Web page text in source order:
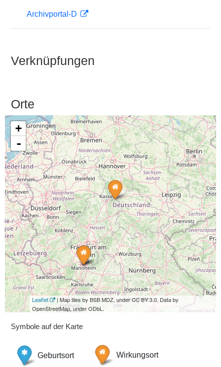
Archivportal-D
Verknüpfungen
Orte
+
-
Leaflet
| Map tiles by BSB MDZ, under CC BY 3.0. Data by
OpenStreetMap, under ODbL.
Symbole auf der Karte
Geburtsort Wirkungsort